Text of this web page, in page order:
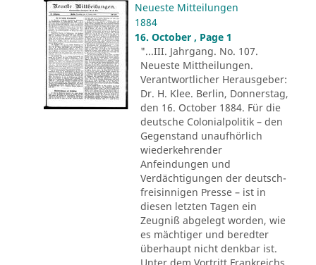
Neueste Mitteilungen
1884
16. October , Page 1
"...III. Jahrgang. No. 107.
Neueste Mittheilungen.
Verantwortlicher Herausgeber:
Dr. H. Klee. Berlin, Donnerstag,
den 16. October 1884. Für die
deutsche Colonialpolitik – den
Gegenstand unaufhörlich
wiederkehrender
Anfeindungen und
Verdächtigungen der deutsch-
freisinnigen Presse – ist in
diesen letzten Tagen ein
Zeugniß abgelegt worden, wie
es mächtiger und beredter
überhaupt nicht denkbar ist.